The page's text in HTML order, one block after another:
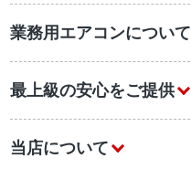
業務用エアコンについて
最上級の安心をご提供
当店について